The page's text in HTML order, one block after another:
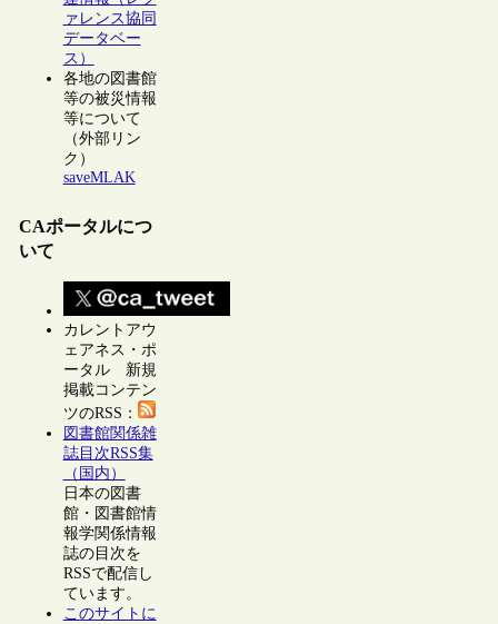
ァレンス協同
データベー
ス）
各地の図書館
等の被災情報
等について
（外部リン
ク）
saveMLAK
CAポータルにつ
いて
カレントアウ
ェアネス・ポ
ータル 新規
掲載コンテン
ツのRSS：
図書館関係雑
誌目次RSS集
（国内）
日本の図書
館・図書館情
報学関係情報
誌の目次を
RSSで配信し
ています。
このサイトに